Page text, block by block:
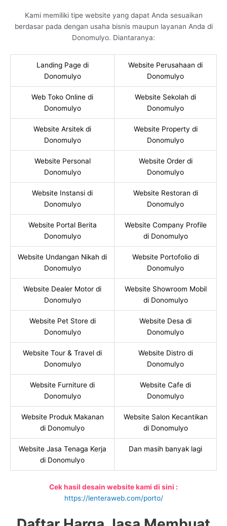
Kami memiliki tipe website yang dapat Anda sesuaikan
berdasar pada dengan usaha bisnis maupun layanan Anda di
Donomulyo. Diantaranya:
Landing Page di
Donomulyo
Website Perusahaan di
Donomulyo
Web Toko Online di
Donomulyo
Website Sekolah di
Donomulyo
Website Arsitek di
Donomulyo
Website Property di
Donomulyo
Website Personal
Donomulyo
Website Order di
Donomulyo
Website Instansi di
Donomulyo
Website Restoran di
Donomulyo
Website Portal Berita
Donomulyo
Website Company Profile
di Donomulyo
Website Undangan Nikah di
Donomulyo
Website Portofolio di
Donomulyo
Website Dealer Motor di
Donomulyo
Website Showroom Mobil
di Donomulyo
Website Pet Store di
Donomulyo
Website Desa di
Donomulyo
Website Tour & Travel di
Donomulyo
Website Distro di
Donomulyo
Website Furniture di
Donomulyo
Website Cafe di
Donomulyo
Website Produk Makanan
di Donomulyo
Website Salon Kecantikan
di Donomulyo
Website Jasa Tenaga Kerja
di Donomulyo
Dan masih banyak lagi
Cek hasil desain website kami di sini :
https://lenteraweb.com/porto/